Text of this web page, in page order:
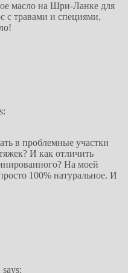
масло на Шри-Ланке для
с травами и специями,
в проблемные участки
И как отличить
На моей
100% натуральное. И
says: